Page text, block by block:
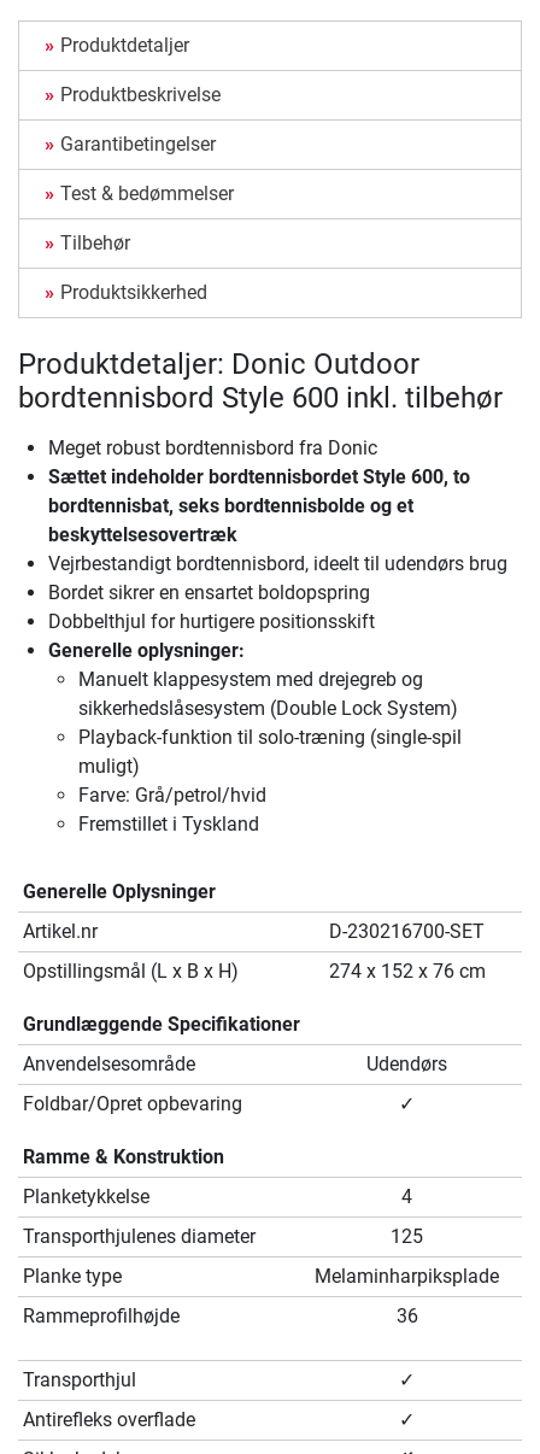
Produktdetaljer
Produktbeskrivelse
Garantibetingelser
Test & bedømmelser
Tilbehør
Produktsikkerhed
Produktdetaljer: Donic Outdoor
bordtennisbord Style 600 inkl. tilbehør
Meget robust bordtennisbord fra Donic
Sættet indeholder bordtennisbordet Style 600, to
bordtennisbat, seks bordtennisbolde og et
beskyttelsesovertræk
Vejrbestandigt bordtennisbord, ideelt til udendørs brug
Bordet sikrer en ensartet boldopspring
Dobbelthjul for hurtigere positionsskift
Generelle oplysninger:
Manuelt klappesystem med drejegreb og
sikkerhedslåsesystem (Double Lock System)
Playback-funktion til solo-træning (single-spil
muligt)
Farve: Grå/petrol/hvid
Fremstillet i Tyskland
Generelle Oplysninger
Artikel.nr
D-230216700-SET
Opstillingsmål (L x B x H)
274 x 152 x 76 cm
Grundlæggende Specifikationer
Anvendelsesområde
Udendørs
Foldbar/Opret opbevaring
✓
Ramme & Konstruktion
Planketykkelse
4
Transporthjulenes diameter
125
Planke type
Melaminharpiksplade
Rammeprofilhøjde
36
Transporthjul
✓
Antirefleks overflade
✓